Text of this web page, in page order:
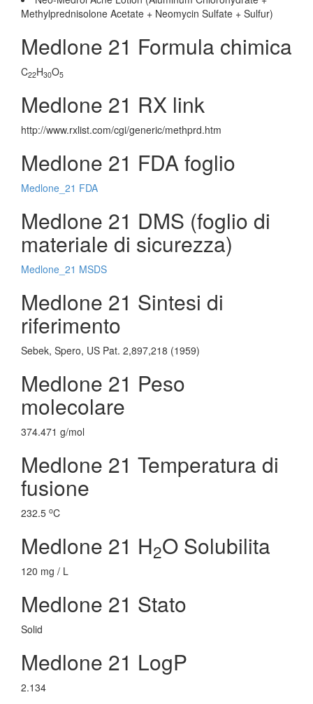
Methylprednisolone Acetate + Neomycin Sulfate + Sulfur)
Medlone 21 Formula chimica
C22H30O5
Medlone 21 RX link
http://www.rxlist.com/cgi/generic/methprd.htm
Medlone 21 FDA foglio
Medlone_21 FDA
Medlone 21 DMS (foglio di
materiale di sicurezza)
Medlone_21 MSDS
Medlone 21 Sintesi di
riferimento
Sebek, Spero, US Pat. 2,897,218 (1959)
Medlone 21 Peso
molecolare
374.471 g/mol
Medlone 21 Temperatura di
fusione
232.5 oC
Medlone 21 H2O Solubilita
120 mg / L
Medlone 21 Stato
Solid
Medlone 21 LogP
2.134